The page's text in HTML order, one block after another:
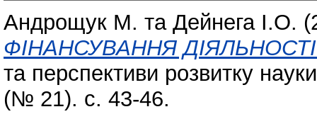
Андрощук М. та Дейнега І.О.
ФІНАНСУВАННЯ
та перспективи розвитку
(№ 21). с. 43-46.